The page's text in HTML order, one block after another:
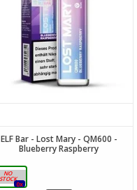
ELF Bar - Lost Mary - QM600 -
Blueberry Raspberry
20mg
0x